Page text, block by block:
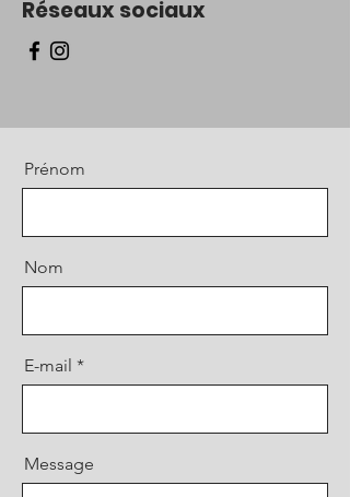
Réseaux sociaux
Prénom
Nom
E-mail
Message